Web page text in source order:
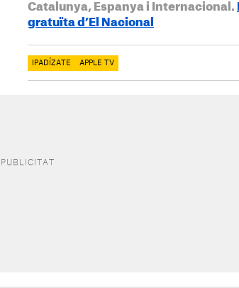
Catalunya, Espanya i Internacional.
gratuïta d’El Nacional
IPADÍZATE APPLE TV